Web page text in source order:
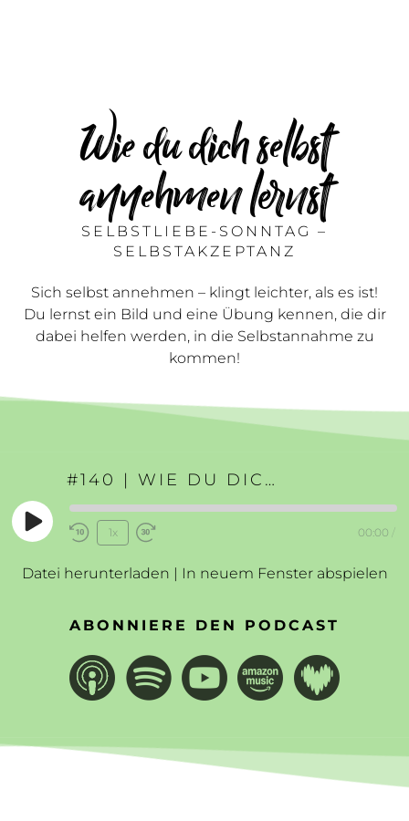
Wie du dich selbst
annehmen lernst
SELBSTLIEBE-SONNTAG –
SELBSTAKZEPTANZ
Sich selbst annehmen – klingt leichter, als es ist!
Du lernst ein Bild und eine Übung kennen, die dir
dabei helfen werden, in die Selbstannahme zu
kommen!
#140 | WIE DU DICH SELBST ANNEHMEN LERNST
Play
EpisodeRewind
Seconds
1x
30
00:00 /
Datei herunterladen | In neuem Fenster abspielen
ABONNIERE DEN PODCAST